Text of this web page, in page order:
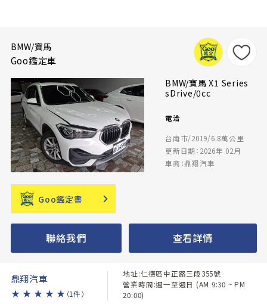
BMW/寶馬
Goo鑑定車
BMW/寶馬 X1 Series
sDrive/0cc
電洽
台南市/2019/6.8萬公里
更新日期：2026年 02月
車商：鼎翔汽車
Goo鑑定書
聯絡我們 查看詳情
鼎翔汽車
★ ★ ★ ★ ★ （1件）
地址:仁德區中正路三段355號
營業時間:週一至週日 (AM 9:30 ~ PM
20:00)